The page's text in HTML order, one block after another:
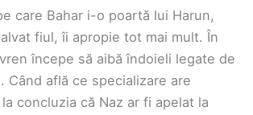
care Bahar i-o poartă lui Harun,
fiul, îi apropie tot mai mult. În
începe să aibă îndoieli legate de
Când află ce specializare are
concluzia că Naz ar fi apelat la